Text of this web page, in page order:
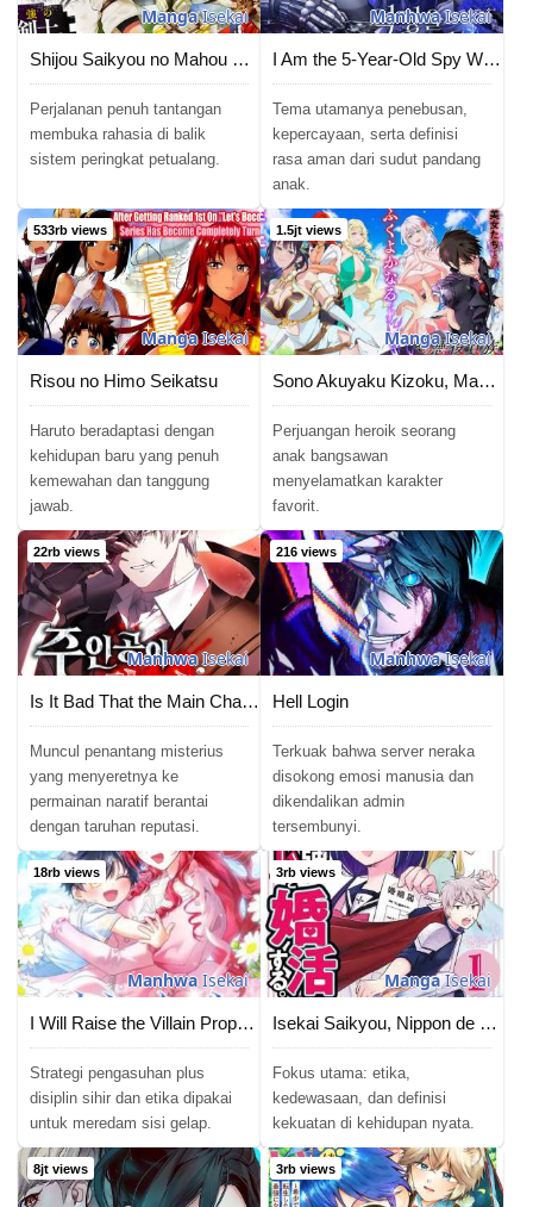
MangaIsekai
Shijou Saikyou no Mahou Kenshi, F Rank Boukensha ni Tensei Suru
Perjalanan penuh tantangan
membuka rahasia di balik
sistem peringkat petualang.
ManhwaIsekai
I Am the 5-Year-Old Spy Who Kidnapped the Villain
Tema utamanya penebusan,
kepercayaan, serta definisi
rasa aman dari sudut pandang
anak.
533rb views
MangaIsekai
Risou no Himo Seikatsu
Haruto beradaptasi dengan
kehidupan baru yang penuh
kemewahan dan tanggung
jawab.
1.5jt views
MangaIsekai
Sono Akuyaku Kizoku, Mama Heroine ga Suki Sugiru ~Shinshi na Doryoku de Saikyou to Nari Fuguu na Oshi Chara Tasukemakuru~
Perjuangan heroik seorang
anak bangsawan
menyelamatkan karakter
favorit.
22rb views
ManhwaIsekai
Is It Bad That the Main Character’s a Roleplayer?
Muncul penantang misterius
yang menyeretnya ke
permainan naratif berantai
dengan taruhan reputasi.
216 views
ManhwaIsekai
Hell Login
Terkuak bahwa server neraka
disokong emosi manusia dan
dikendalikan admin
tersembunyi.
18rb views
ManhwaIsekai
I Will Raise the Villain Properly
Strategi pengasuhan plus
disiplin sihir dan etika dipakai
untuk meredam sisi gelap.
3rb views
MangaIsekai
Isekai Saikyou, Nippon de JK to Konkatsu Suru
Fokus utama: etika,
kedewasaan, dan definisi
kekuatan di kehidupan nyata.
8jt views 3rb views